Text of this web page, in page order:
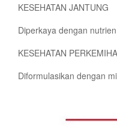
KESEHATAN JANTUNG
Diperkaya dengan
KESEHATAN
Diformulasikan dengan